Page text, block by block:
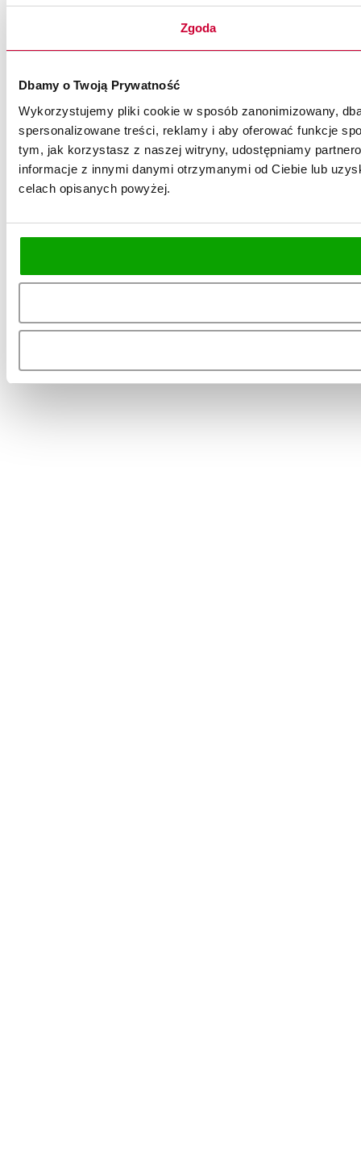
Zgoda
Dbamy o Twoją Prywatność
Wykorzystujemy pliki cookie w sposób zanonimizowany,
spersonalizowane treści, reklamy i aby oferować funkcje
tym, jak korzystasz z naszej witryny, udostępniamy
informacje z innymi danymi otrzymanymi od Ciebie lub
celach opisanych powyżej.